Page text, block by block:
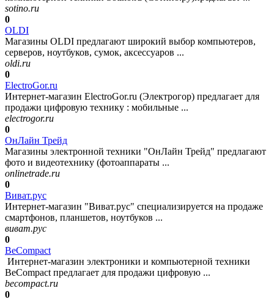
sotino.ru
0
OLDI
Магазины OLDI предлагают широкий выбор компьютеров,
серверов, ноутбуков, сумок, аксессуаров ...
oldi.ru
0
ElectroGor.ru
Интернет-магазин ElectroGor.ru (Электрогор) предлагает для
продажи цифровую технику : мобильные ...
electrogor.ru
0
ОнЛайн Трейд
Магазины электронной техники "ОнЛайн Трейд" предлагают
фото и видеотехнику (фотоаппараты ...
onlinetrade.ru
0
Виват.рус
Интернет-магазин "Виват.рус" специализируется на продаже
смартфонов, планшетов, ноутбуков ...
виват.рус
0
BeCompact
Интернет-магазин электроники и компьютерной техники
BeCompact предлагает для продажи цифровую ...
becompact.ru
0